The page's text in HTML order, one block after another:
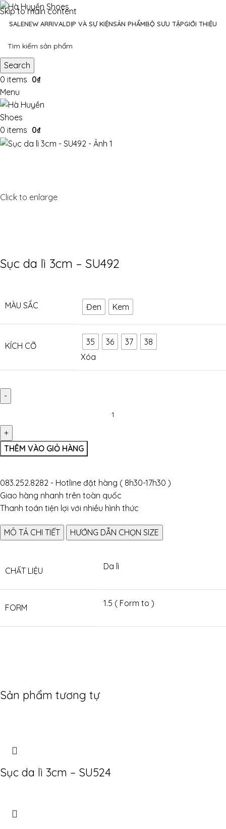
Skip to main content
SALENEW ARRIVALDỊP VÀ SỰ KIỆNSẢN PHẨMBỘ SƯU TẬPGIỚI THIỆU
Search
0 items 0₫
Menu
0 items 0₫
Click to enlarge
Sục da lì 3cm – SU492
MÀU SẮC Đen Kem
KÍCH CỠ 35 36 37
38
Xóa
THÊM VÀO GIỎ HÀNG
083.252.8282 - Hotline đặt hàng ( 8h30-17h30 )
Giao hàng nhanh trên toàn quốc
Thanh toán tiện lợi với nhiều hình thức
MÔ TẢ CHI TIẾT HƯỚNG DẪN CHỌN SIZE
CHẤT LIỆU Da lì
FORM 1.5 ( Form to )
Sản phẩm tương tự
Sục da lì 3cm – SU524